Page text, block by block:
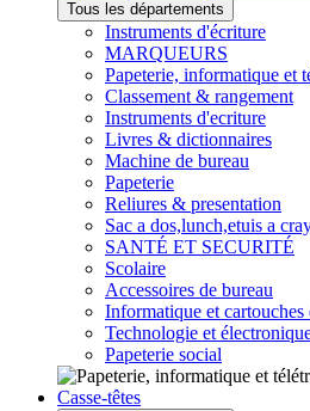
Tous les départements
Instruments d'écriture
MARQUEURS
Papeterie, informatique et
Classement & rangement
Instruments d'ecriture
Livres & dictionnaires
Machine de bureau
Papeterie
Reliures & presentation
Sac a dos,lunch,etuis a
SANTÉ ET SECURITÉ
Scolaire
Accessoires de bureau
Informatique et cartouches
Technologie et
Papeterie social
Casse-têtes